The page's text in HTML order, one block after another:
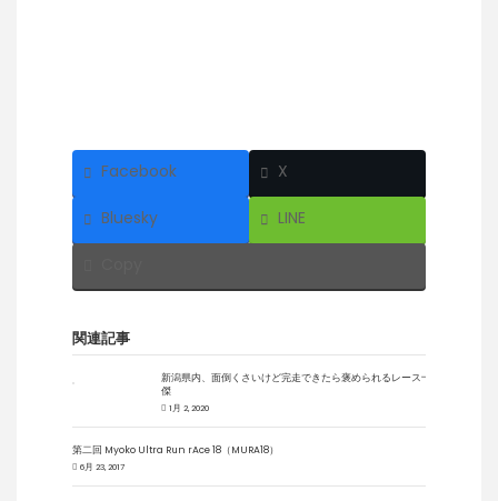
Facebook X
Bluesky LINE
関連記事
新潟県内、面倒くさいけど完走できたら褒められるレース十
傑
1月 2, 2020
第二回 Myoko Ultra Run rAce 18（MURA18）
6月 23, 2017